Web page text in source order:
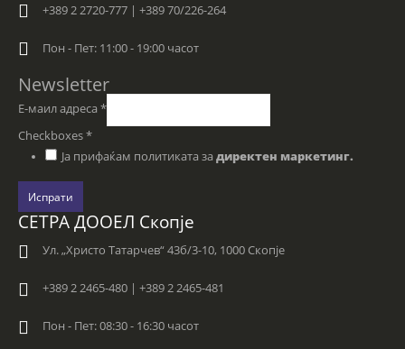
+389 2 2720-777 | +389 70/226-264
Пон - Пет: 11:00 - 19:00 часот
Newsletter
Е-маил адреса *
Checkboxes*
Ја прифаќам политиката за директен маркетинг.
Испрати
СЕТРА ДООЕЛ Скопје
Ул. „Христо Татарчев“ 43б/3-10, 1000 Скопје
+389 2 2465-480 | +389 2 2465-481
Пон - Пет: 08:30 - 16:30 часот